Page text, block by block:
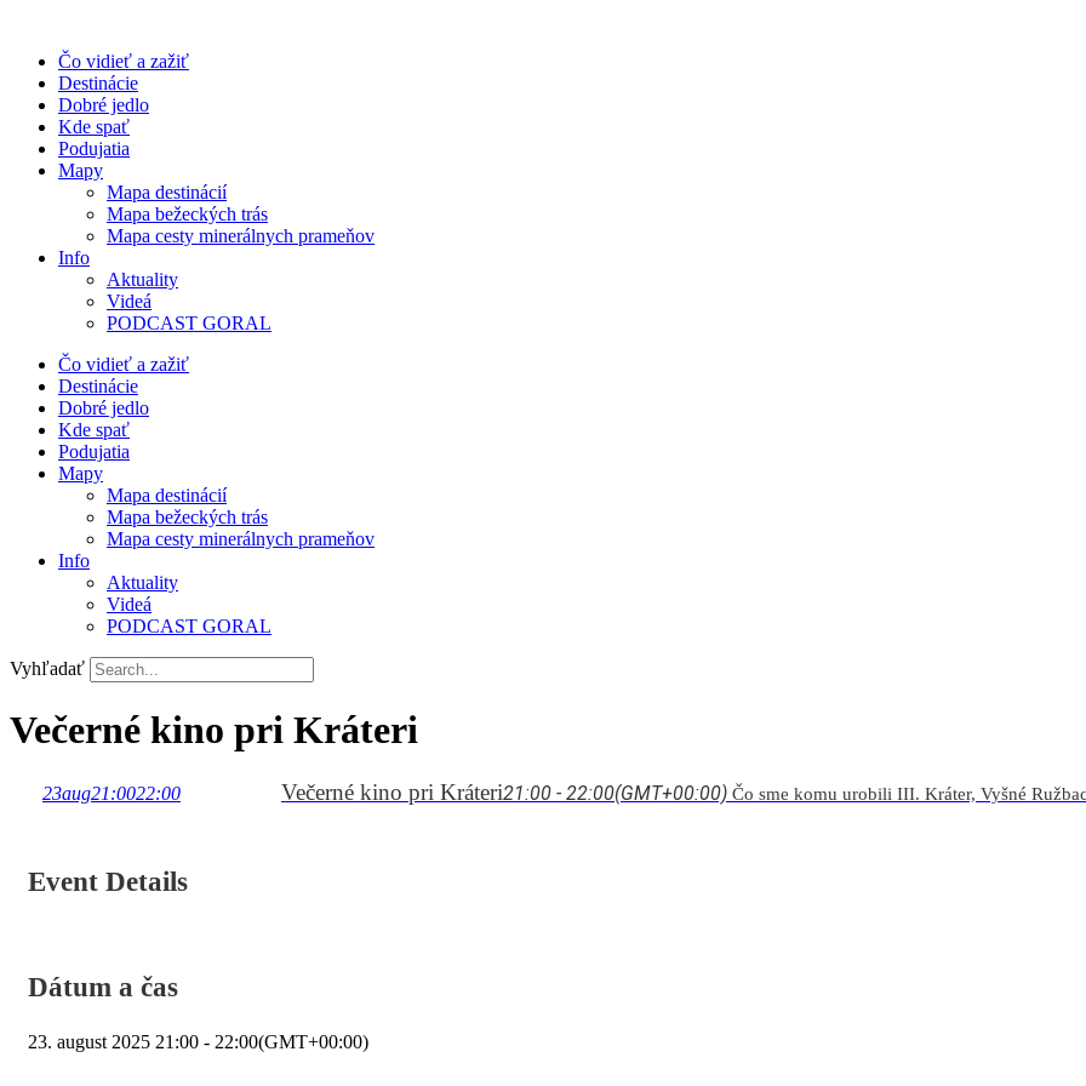
obsah
Čo vidieť a zažiť
Destinácie
Dobré jedlo
Kde spať
Podujatia
Mapy
Mapa destinácií
Mapa bežeckých trás
Mapa cesty minerálnych prameňov
Info
Aktuality
Videá
PODCAST GORAL
Čo vidieť a zažiť
Destinácie
Dobré jedlo
Kde spať
Podujatia
Mapy
Mapa destinácií
Mapa bežeckých trás
Mapa cesty minerálnych prameňov
Info
Aktuality
Videá
PODCAST GORAL
Vyhľadať
Večerné kino pri Kráteri
23aug21:0022:00 Večerné kino pri Kráteri21:00 - 22:00(GMT+00:00) Čo sme komu urobili III. Kráter, Vyšné
Event Details
Dátum a čas
23. august 2025 21:00 - 22:00(GMT+00:00)